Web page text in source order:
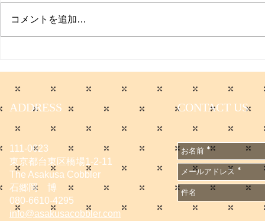
せ
コメントを追加…
ADDRESS CONTACT US
111-0023
東京都台東区橋場1-2-11
The Asakusa Cobbler
石郷岡 博
080-6610-4295
info@asakusacobbler.com